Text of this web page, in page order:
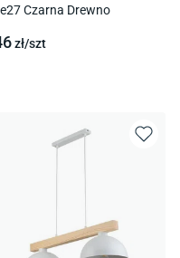
Czarna Drewno
zł/szt